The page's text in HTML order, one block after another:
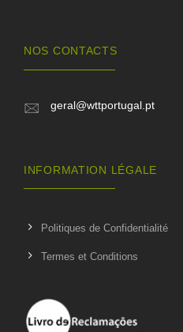
NOS CONTACTS
geral@wttportugal.pt
INFORMATION LÉGALE
Politiques de Confidentialité
Termes et Conditions